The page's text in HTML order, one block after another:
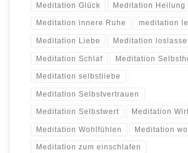
Meditation Glück Meditation Heilung
Meditation innere Ruhe meditation
Meditation Liebe Meditation
Meditation Schlaf Meditation
Meditation selbstliebe
Meditation Selbstvertrauen
Meditation Selbstwert Meditation
Meditation Wohlfühlen Meditation
Meditation zum einschlafen